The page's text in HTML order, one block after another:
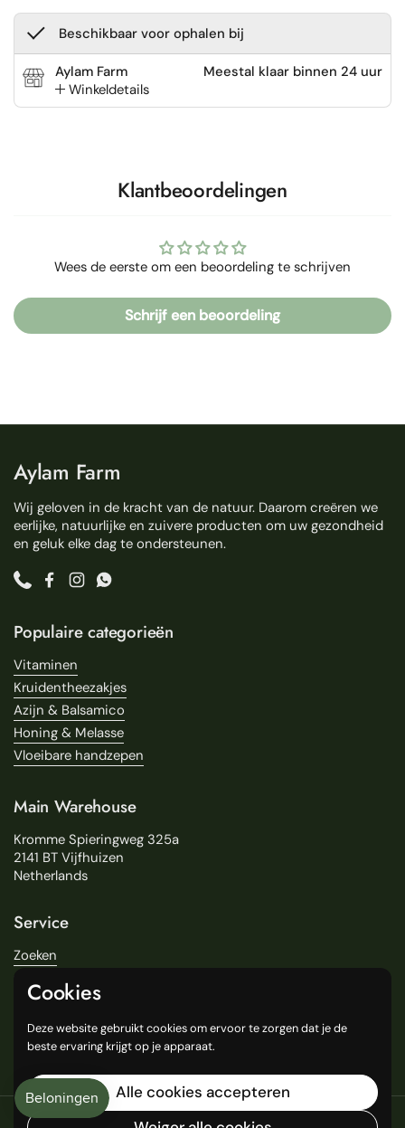
Beschikbaar voor ophalen bij
Aylam Farm
Winkeldetails
Meestal klaar binnen 24 uur
Klantbeoordelingen
Wees de eerste om een beoordeling te schrijven
Schrijf een beoordeling
Aylam Farm
Wij geloven in de kracht van de natuur. Daarom creëren we
eerlijke, natuurlijke en zuivere producten om uw gezondheid
en geluk elke dag te ondersteunen.
PhoneFacebook
InstagramWhatsApp
Populaire categorieën
Vitaminen
Kruidentheezakjes
Azijn & Balsamico
Honing & Melasse
Vloeibare handzepen
Main Warehouse
Kromme Spieringweg 325a
2141 BT Vijfhuizen
Netherlands
Service
Zoeken
Levering
Onze Winkels
General Terms and Conditions
Copyright © 2016
Cookies
Deze website gebruikt cookies om ervoor te zorgen dat je de
beste ervaring krijgt op je apparaat.
Alle cookies accepteren